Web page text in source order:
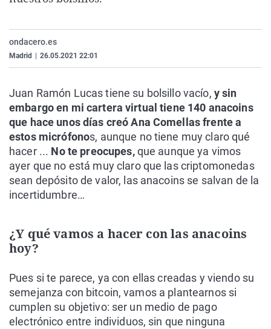
Gente viajera
Retornados
Galicia
País Vasco
Televisión
ondacero.es
Madrid 26.05.2021 22:01
Juan Ramón Lucas tiene su bolsillo vacío, y sin
embargo en mi cartera virtual tiene 140 anacoins
que hace unos días creó Ana Comellas frente a
estos micrófonos, aunque no tiene muy claro qué
hacer ... No te preocupes,que aunque ya vimos
ayer que no está muy claro que las criptomonedas
sean depósito de valor, las anacoins se salvan de la
incertidumbre…
¿Y qué vamos a hacer con las anacoins
hoy?
Pues si te parece, ya con ellas creadas y viendo su
semejanza con bitcoin, vamos a plantearnos si
cumplen su objetivo: ser un medio de pago
electrónico entre individuos, sin que ninguna